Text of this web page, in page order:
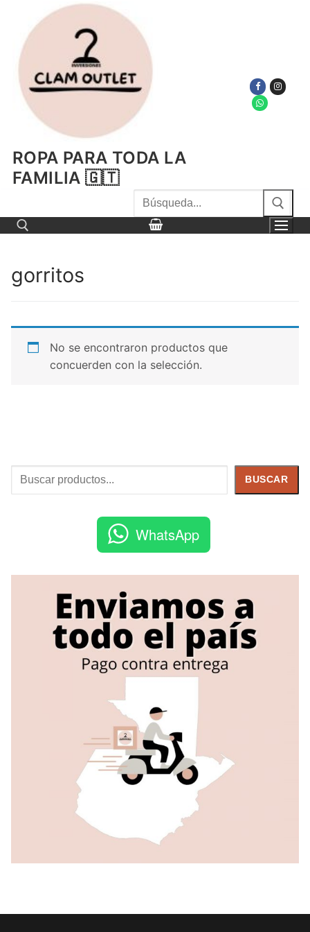
contenido
ROPA PARA TODA LA
FAMILIA 🇬🇹
Buscar
por:
Buscar por:
gorritos
No se encontraron productos que
concuerden con la selección.
Buscar BUSCAR
WhatsApp